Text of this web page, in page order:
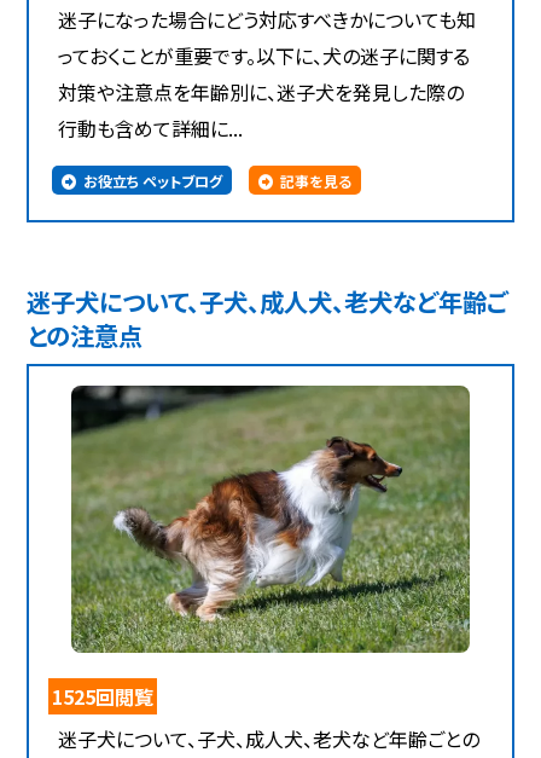
迷子になった場合にどう対応すべきかについても知
っておくことが重要です。以下に、犬の迷子に関する
対策や注意点を年齢別に、迷子犬を発見した際の
行動も含めて詳細に...
お役立ち ペットブログ 記事を見る
迷子犬について、子犬、成人犬、老犬など年齢ご
との注意点
1525回閲覧
迷子犬について、子犬、成人犬、老犬など年齢ごとの